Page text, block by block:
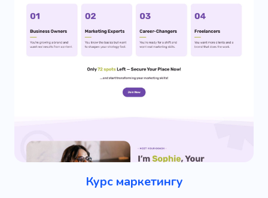
Курс маркетингу